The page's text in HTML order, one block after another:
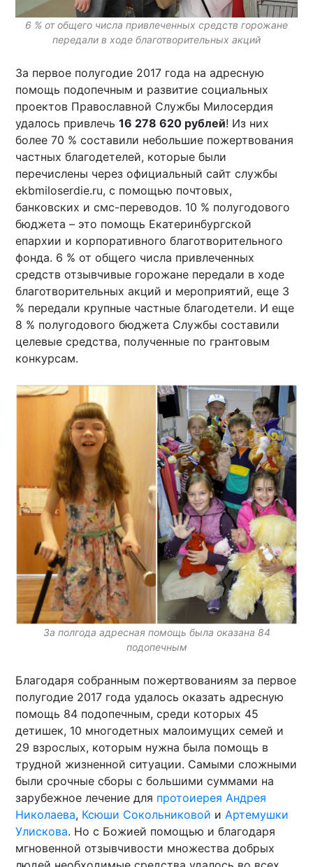
6 % от общего числа привлеченных средств горожане
передали в ходе благотворительных акций
За первое полугодие 2017 года на адресную
помощь подопечным и развитие социальных
проектов Православной Службы Милосердия
удалось привлечь16 278 620 рублей! Из них
более 70 % составили небольшие пожертвования
частных благодетелей, которые были
перечислены через официальный сайт службы
ekbmiloserdie.ru, с помощью почтовых,
банковских и смс-переводов. 10 % полугодового
бюджета – это помощь Екатеринбургской
епархии и корпоративного благотворительного
фонда. 6 % от общего числа привлеченных
средств отзывчивые горожане передали в ходе
благотворительных акций и мероприятий, еще 3
% передали крупные частные благодетели. И еще
8 % полугодового бюджета Службы составили
целевые средства, полученные по грантовым
конкурсам.
За полгода адресная помощь была оказана 84
подопечным
Благодаря собранным пожертвованиям за первое
полугодие 2017 года удалось оказать адресную
помощь 84 подопечным, среди которых 45
детишек, 10 многодетных малоимущих семей и
29 взрослых, которым нужна была помощь в
трудной жизненной ситуации. Самыми сложными
были срочные сборы с большими суммами на
зарубежное лечение для протоиерея Андрея
Николаева, Ксюши Сокольниковой иАртемушки
Улискова. Но с Божией помощью и благодаря
мгновенной отзывчивости множества добрых